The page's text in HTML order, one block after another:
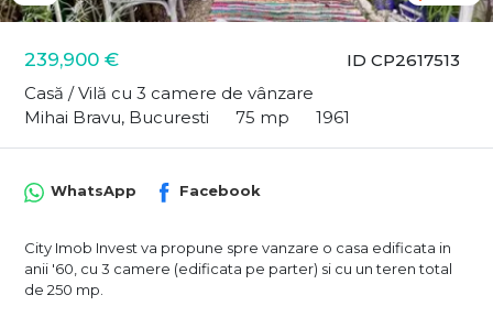
ID CP2617513
239,900 €
Casă / Vilă cu 3 camere de vânzare
Mihai Bravu, Bucuresti
75 mp 1961
WhatsApp Facebook
City Imob Invest va propune spre vanzare o casa edificata in
anii '60, cu 3 camere (edificata pe parter) si cu un teren total
de 250 mp.